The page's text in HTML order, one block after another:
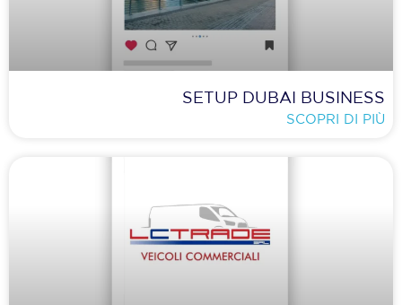
SETUP DUBAI BUSINESS
SCOPRI DI PIÙ